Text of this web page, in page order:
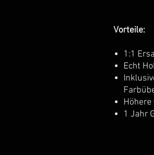
Vorteile:
1:1
Echt
1 Jahr